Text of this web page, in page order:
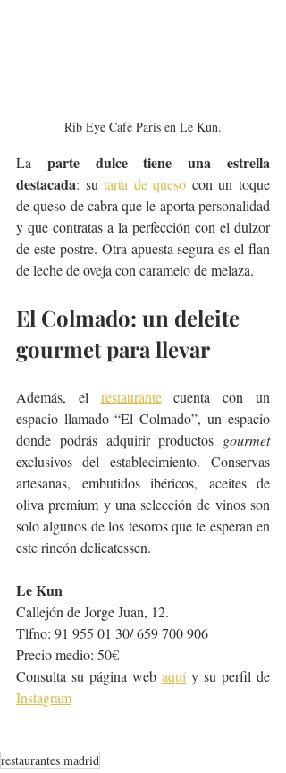
Rib Eye Café París en Le Kun.
La parte dulce tiene una estrella
destacada: su tarta de queso con un toque
de queso de cabra que le aporta personalidad
y que contratas a la perfección con el dulzor
de este postre. Otra apuesta segura es el flan
de leche de oveja con caramelo de melaza.
El Colmado: un deleite
gourmet para llevar
Además, el restaurante cuenta con un
espacio llamado “El Colmado”, un espacio
donde podrás adquirir productos gourmet
exclusivos del establecimiento. Conservas
artesanas, embutidos ibéricos, aceites de
oliva premium y una selección de vinos son
solo algunos de los tesoros que te esperan en
este rincón delicatessen.
Le Kun
Callejón de Jorge Juan, 12.
Tlfno: 91 955 01 30/ 659 700 906
Precio medio: 50€
Consulta su página web aquí
Instagram
restaurantes madrid